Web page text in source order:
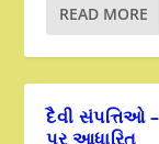
READ MORE
દૈવી સંપત્તિઓ
પર આધારિત